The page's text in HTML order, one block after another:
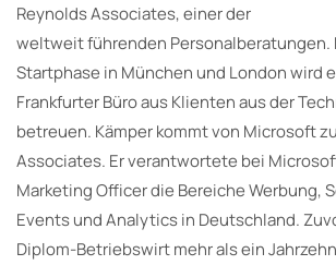
Reynolds Associates, einer der
weltweit führenden Personalberatungen.
Startphase in München und London wird
Frankfurter Büro aus Klienten aus der
betreuen. Kämper kommt von Microsoft
Associates. Er verantwortete bei
Marketing Officer die Bereiche Werbung,
Events und Analytics in Deutschland.
Diplom-Betriebswirt mehr als ein